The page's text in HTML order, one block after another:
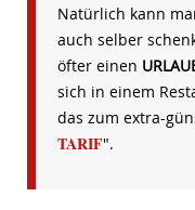
Natürlich kann
auch selber
öfter einen
sich in einem
das zum extra-
TARIF".